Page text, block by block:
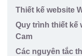
Thiết kế website
Quy trình thiết kế
Cam
Các nguyên tắc